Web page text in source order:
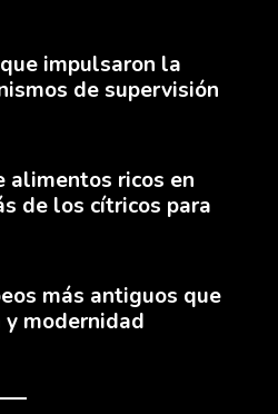
impulsaron la
de supervisión
alimentos ricos en
de los cítricos para
más antiguos que
modernidad